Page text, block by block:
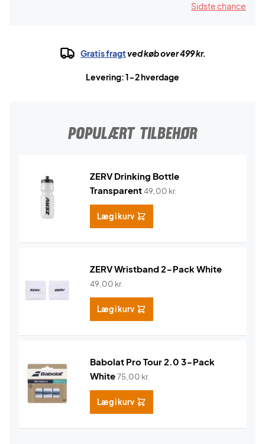
Sidste chance
Gratis fragtved køb over 499 kr.
Levering: 1-2 hverdage
POPULÆRT TILBEHØR
ZERV Drinking Bottle
Transparent49,00 kr.
Læg i kurv
ZERV Wristband 2-Pack White
49,00 kr.
Læg i kurv
Babolat Pro Tour 2.0 3-Pack
White75,00 kr.
Læg i kurv